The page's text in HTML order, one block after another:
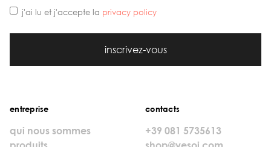
j'ai lu et j'accepte la privacy policy
inscrivez-vous
entreprise
qui nous sommes
contacts
+39 081 5735613